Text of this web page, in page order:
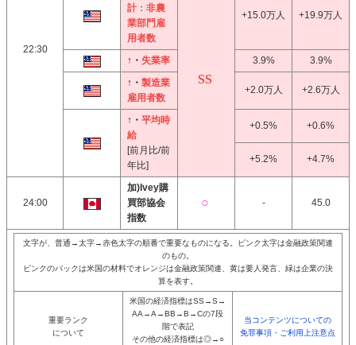
22:30
計 ： 非農
業部門雇
用者数
+15.0万人 +19.9万人
↑・ 失業率 3.9%
3.9%
↑・ 製造業
雇用者数
+2.0万人 +2.6万人
↑・ 平均時
給
[前月比/前
年比]
+0.5% +0.6%
+5.2% +4.7%
24:00
加)Ivey購
買部協会
指数
- 45.0
文字が、普通→太字→赤色太字の順番で重要なものになる。ピンク太字は金融政策関連
のもの。
ピンクのバックは米国の材料でオレンジは金融政策関連、黄は要人発言、緑は企業の決
算を表す。
重要ランク
について
米国の経済指標はSS→S→
AA→A→BB→B→Cの7段
階で表記
その他の経済指標は◎→○
当コンテンツについての
免罪事項・ご利用上注意点